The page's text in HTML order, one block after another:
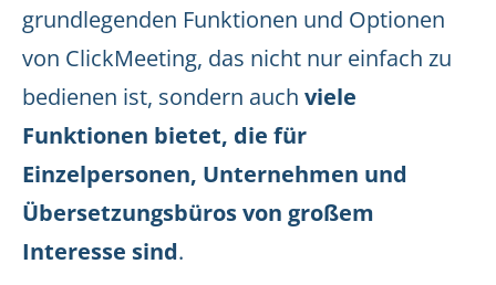
grundlegenden Funktionen und Optionen
von ClickMeeting, das nicht nur einfach zu
bedienen ist, sondern auch viele
Funktionen bietet, die für
Einzelpersonen, Unternehmen und
Übersetzungsbüros von großem
Interesse sind.